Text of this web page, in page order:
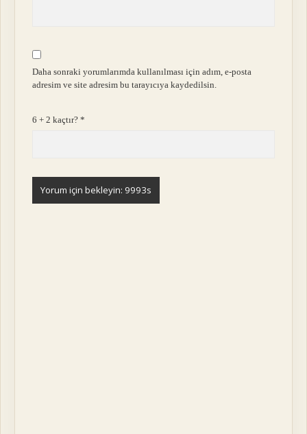
Daha sonraki yorumlarımda kullanılması için adım, e-posta
adresim ve site adresim bu tarayıcıya kaydedilsin.
6 + 2 kaçtır?*